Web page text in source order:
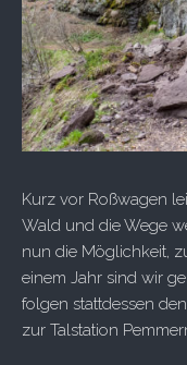
Kurz vor Roßwagen
Wald und die Wege
nun die Möglichkeit,
einem Jahr sind wir
folgen stattdessen
zur Talstation